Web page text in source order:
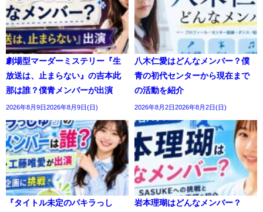
劇場型マーダーミステリー『生
放送は、止まらない』の吉本此
那は誰？僕青メンバーが出演
2026年8月9日2026年8月9日(日)
八木仁愛はどんなメンバー？僕
青の初代センターから現在まで
の活動を紹介
2026年8月2日2026年8月2日(日)
『タイトル未定のパキラっし
岩本理瑚はどんなメンバー？